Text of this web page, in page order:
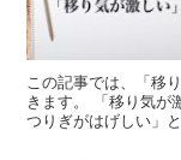
この記事では、「移
きます。 「移り気が
つりぎがはげしい」